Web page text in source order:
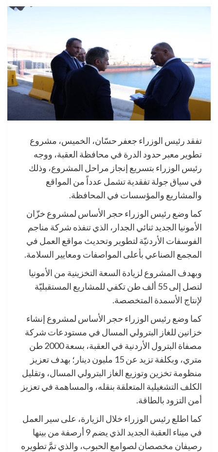
تفقد رئيس الوزراء جعفر حسّان، الخميس، مشروع
تطوير معبر حدود الدرة في محافظة العقبة، ووجه
رئيس الوزراء بتسريع إنجاز مراحل المشروع، وذلك
في سياق جولة تفقدية تشمل عدداً من المواقع
والمشاريع والمؤسسات في المحافظة.
كما وضع رئيس الوزراء حجر الأساس لمشروع خزّان
الأمونيا الجديد ثنائي الجدار، الذي تنفذه شركة مناجم
الفوسفات الأردنيّة لتطوير وتحديث مواقع العمل في
المجمع الصناعي بأعلى المواصفات ومعايير السلامة.
وبهدف المشروع لزيادة السعة التخزينية من الأمونيا
لتصل إلى 55 ألف طن تكفي للمشاريع المستقبليّة
لإنتاج الأسمدة المتخصصة.
كما وضع رئيس الوزراء حجر الأساس لمشروع إنشاء
خزانين للغاز البترولي المسال في مستودعات شركة
مصفاة البترول الأردنية في العقبة، بسعة 2000 طن
متري، وبكلفة تزيد عن 15 مليون دينار؛ بهدف تعزيز
منظومة تخزين وتوزيع الغاز البترولي المسال، وتقليل
الكلف التشغيلية المتعلقة بنقله، والمساهمة في تعزيز
أمن التزود بالطاقة.
كما اطلع رئيس الوزراء خلال الزيارة، على سير العمل
في ميناء العقبة الجديد الذي يضم 9 أرصفة من بينها
رصيفان مخصصان لصوامع الحبوب، والذي تمَّ تطويره